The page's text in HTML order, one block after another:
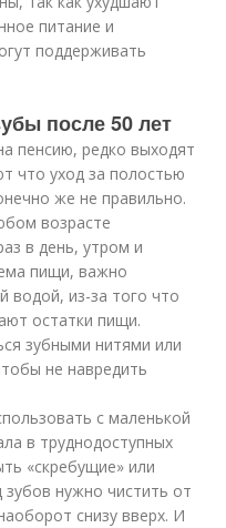
питание и
поддерживать
после 50 лет
пенсию, редко выходят
что уход за полостью
же не правильно.
возрасте
в день, утром и
пищи, важно
водой, из-за того что
остатки пищи.
зубными нитями или
не навредить
с маленькой
в труднодоступных
«скребущие» или
нужно чистить от
снизу вверх. И